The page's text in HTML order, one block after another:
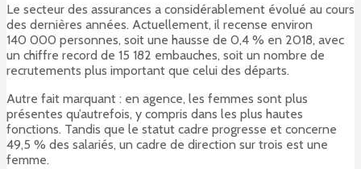
Le secteur des assurances a considérablement évolué au cours
des dernières années. Actuellement, il recense environ
140 000 personnes, soit une hausse de 0,4 % en 2018, avec
un chiffre record de 15 182 embauches, soit un nombre de
recrutements plus important que celui des départs.
Autre fait marquant : en agence, les femmes sont plus
présentes qu’autrefois, y compris dans les plus hautes
fonctions. Tandis que le statut cadre progresse et concerne
49,5 % des salariés, un cadre de direction sur trois est une
femme.